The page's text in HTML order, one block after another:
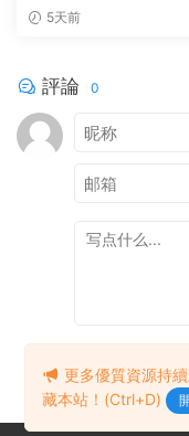
ine – FL Studio
5天前
評論 0
更多優質資源持
藏本站！(Ctrl+D)